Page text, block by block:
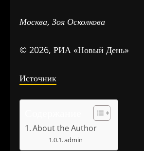
Москва, Зоя Осколкова
© 2026, РИА «Новый День»
Источник
About the Author
admin